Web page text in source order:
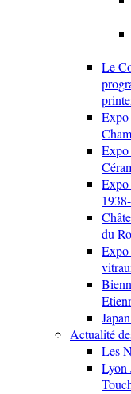
Le
du
Expo
Actualité
Les
Lyon